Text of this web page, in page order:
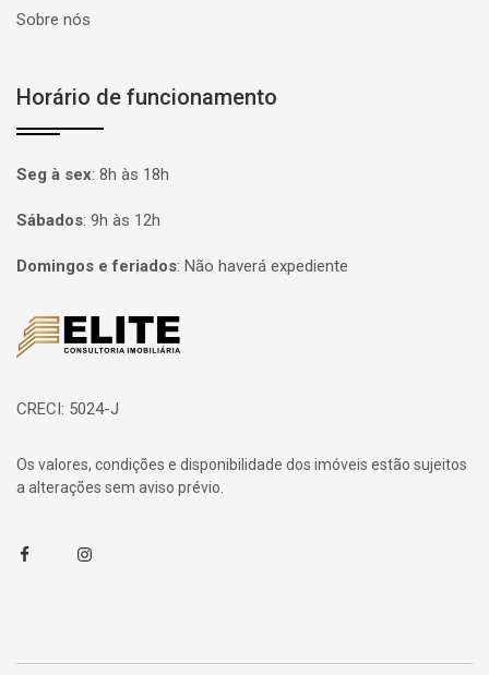
Sobre nós
Horário de funcionamento
Seg à sex: 8h às 18h
Sábados: 9h às 12h
Domingos e feriados: Não haverá expediente
Página inicial
CRECI: 5024-J
Os valores, condições e disponibilidade dos imóveis estão sujeitos
a alterações sem aviso prévio.
FacebookInstagram